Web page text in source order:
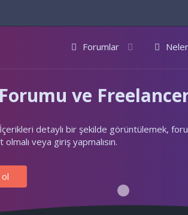
Forumlar
ve
detaylı bir şekilde görüntülemek,
veya giriş yapmalısın.
ol